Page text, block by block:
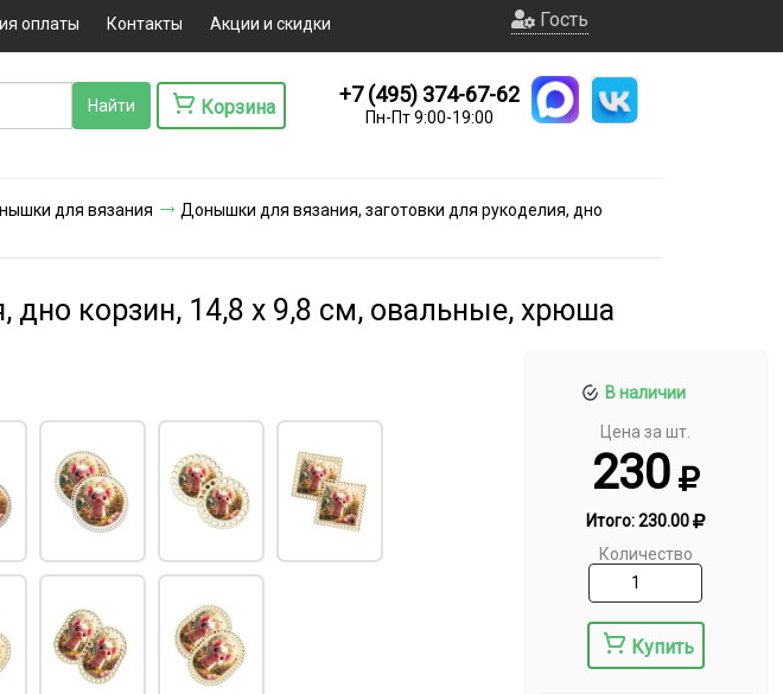
оплаты Контакты Акции и скидки Гость
Корзина
+7 (495) 374-67-62
Пн-Пт 9:00-19:00
для вязания
Донышки для вязания, заготовки для рукоделия, дно
корзин, 14,8 х 9,8 см, овальные, хрюша
В наличии
Цена за шт.
230
Итого:230.00
Количество
Купить